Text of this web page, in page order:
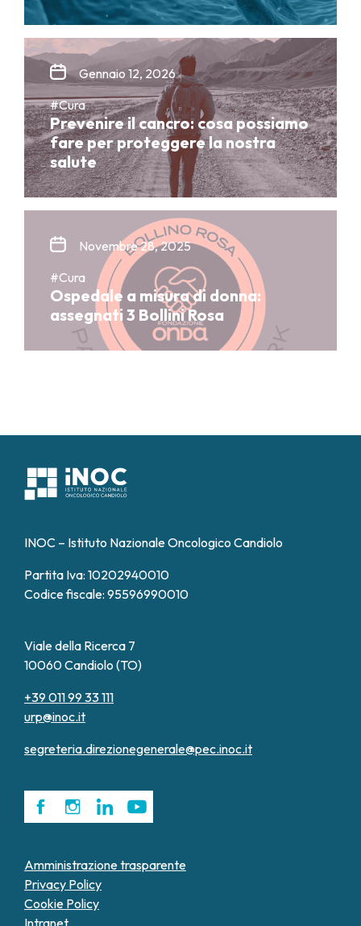
Gennaio 12, 2026
#Cura
Prevenire il cancro: cosa possiamo
fare per proteggere la nostra
salute
Novembre 28, 2025
#Cura
Ospedale a misura di donna:
assegnati 3 Bollini Rosa
INOC – Istituto Nazionale Oncologico Candiolo
Partita Iva: 10202940010
Codice fiscale: 95596990010
Viale della Ricerca 7
10060 Candiolo (TO)
+39 011 99 33 111
urp@inoc.it
segreteria.direzionegenerale@pec.inoc.it
Amministrazione trasparente
Privacy Policy
Cookie Policy
Intranet